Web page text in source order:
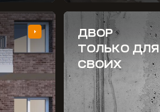
ДВОР
ТОЛЬКО ДЛЯ
СВОИХ